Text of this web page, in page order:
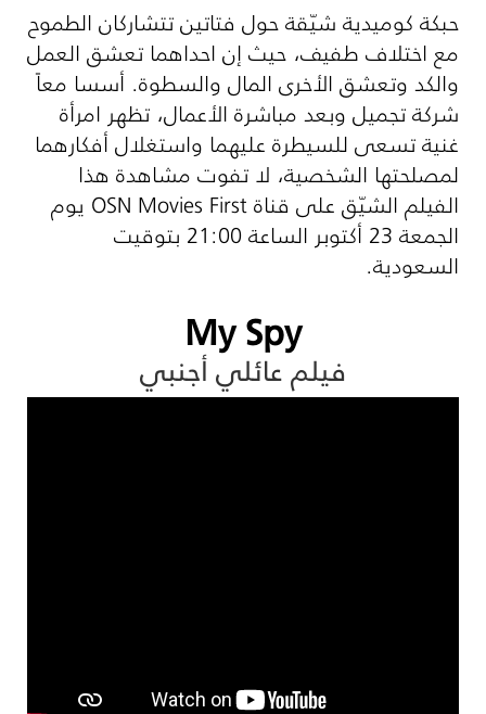
حبكة كوميدية شيّقة حول فتاتين تتشاركان الطموح
مع اختلاف طفيف، حيث إن احداهما تعشق العمل
والكد وتعشق الأخرى المال والسطوة. أسسا معاً
شركة تجميل وبعد مباشرة الأعمال، تظهر امرأة
غنية تسعى للسيطرة عليهما واستغلال أفكارهما
لمصلحتها الشخصية، لا تفوت مشاهدة هذا
الفيلم الشيّق على قناةOSN Movies First يوم
الجمعة 23 أكتوبر الساعة 21:00 بتوقيت
السعودية.
My Spy
فيلم عائلي أجنبي